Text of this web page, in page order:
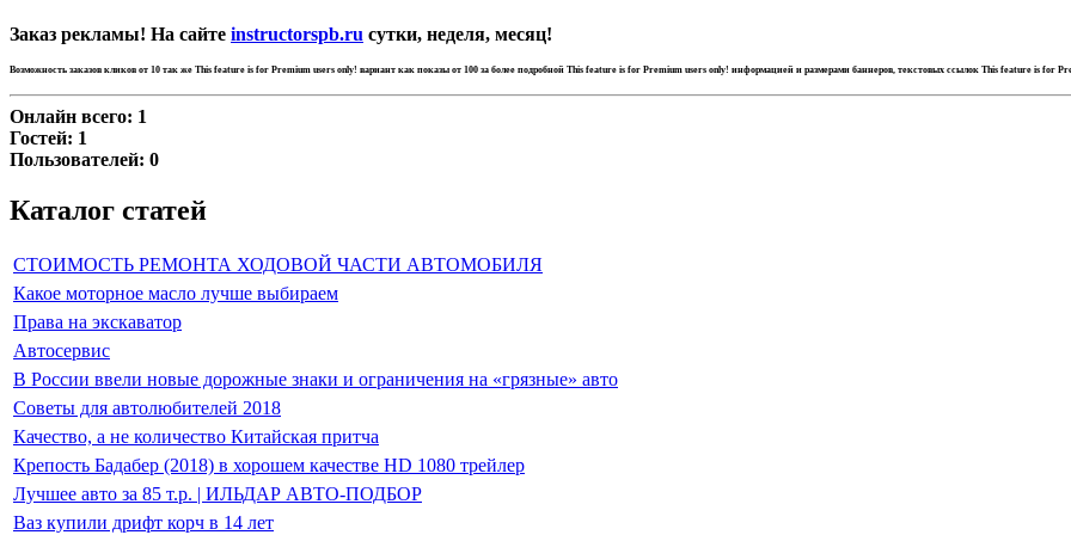
Заказ рекламы! На сайте instructorspb.ru сутки, неделя, месяц!
Возможность заказов кликов от 10 так же This feature is for Premium users only! вариант как показы от 100 за более подробной This feature is for Premium users only! информацией и размерами баннеров, текстовых ссылок This feature is for
Онлайн всего: 1
Гостей: 1
Пользователей: 0
Каталог статей
СТОИМОСТЬ РЕМОНТА ХОДОВОЙ ЧАСТИ АВТОМОБИЛЯ
Какое моторное масло лучше выбираем
Права на экскаватор
Автосервис
В России ввели новые дорожные знаки и ограничения на «грязные» авто
Советы для автолюбителей 2018
Качество, а не количество Китайская притча
Крепость Бадабер (2018) в хорошем качестве HD 1080 трейлер
Лучшее авто за 85 т.р. | ИЛЬДАР АВТО-ПОДБОР
Ваз купили дрифт корч в 14 лет